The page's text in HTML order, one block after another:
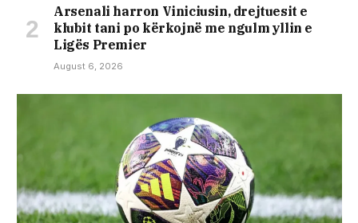
Arsenali harron Viniciusin, drejtuesit e
klubit tani po kërkojnë me ngulm yllin e
Ligës Premier
August 6, 2026